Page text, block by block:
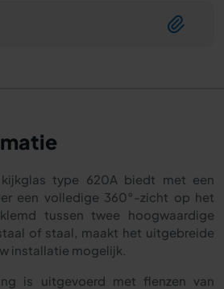
type 620A biedt met een
een volledige 360°-zicht op het
tussen twee hoogwaardige
of staal, maakt het uitgebreide
installatie mogelijk.
is uitgevoerd met flenzen van